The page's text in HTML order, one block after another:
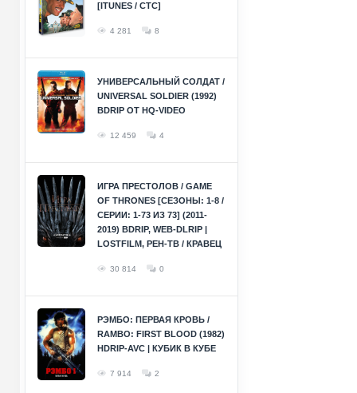
[ITUNES / СТС]
4 281 8
УНИВЕРСАЛЬНЫЙ СОЛДАТ /
UNIVERSAL SOLDIER (1992)
BDRIP ОТ HQ-VIDEO
12 459 4
ИГРА ПРЕСТОЛОВ / GAME
OF THRONES [СЕЗОНЫ: 1-8 /
СЕРИИ: 1-73 ИЗ 73] (2011-
2019) BDRIP, WEB-DLRIP |
LOSTFILM, РЕН-ТВ / КРАВЕЦ
30 814 0
РЭМБО: ПЕРВАЯ КРОВЬ /
RAMBO: FIRST BLOOD (1982)
HDRIP-AVC | КУБИК В КУБЕ
7 914 2